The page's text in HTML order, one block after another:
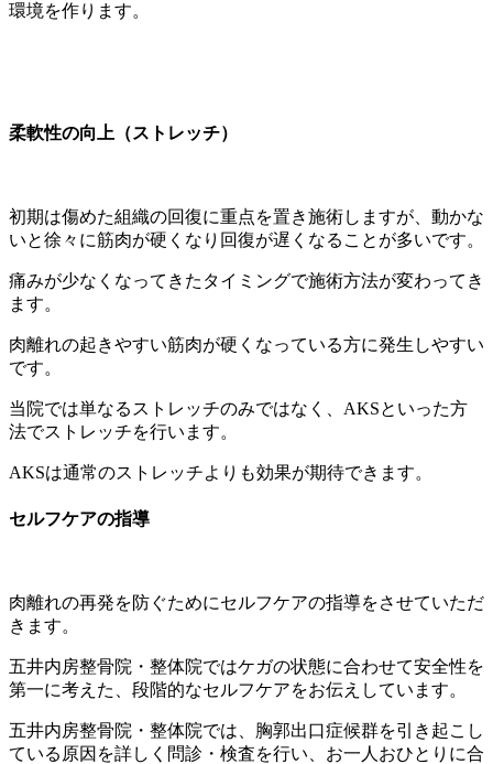
環境を作ります。
柔軟性の向上（ストレッチ）
初期は傷めた組織の回復に重点を置き施術しますが、動かな
いと徐々に筋肉が硬くなり回復が遅くなることが多いです。
痛みが少なくなってきたタイミングで施術方法が変わってき
ます。
肉離れの起きやすい筋肉が硬くなっている方に発生しやすい
です。
当院では単なるストレッチのみではなく、AKSといった方
法でストレッチを行います。
AKSは通常のストレッチよりも効果が期待できます。
セルフケアの指導
肉離れの再発を防ぐためにセルフケアの指導をさせていただ
きます。
五井内房整骨院・整体院ではケガの状態に合わせて安全性を
第一に考えた、段階的なセルフケアをお伝えしています。
五井内房整骨院・整体院では、胸郭出口症候群を引き起こし
ている原因を詳しく問診・検査を行い、お一人おひとりに合